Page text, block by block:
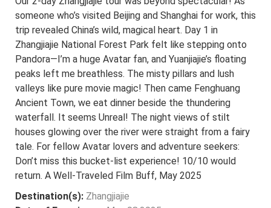
someone who’s visited Beijing and Shanghai for work, this
trip revealed China’s wild, magical heart. Day 1 in
Zhangjiajie National Forest Park felt like stepping onto
Pandora—I’m a huge Avatar fan, and Yuanjiajie’s floating
peaks left me breathless. The misty pillars and lush
valleys like pure movie magic! Then came Fenghuang
Ancient Town, we eat dinner beside the thundering
waterfall. It seems Unreal! The night views of stilt
houses glowing over the river were straight from a fairy
tale. For fellow Avatar lovers and adventure seekers:
Don’t miss this bucket-list experience! 10/10 would
return. A Well-Traveled Film Buff, May 2025
Destination(s): Zhangjiajie